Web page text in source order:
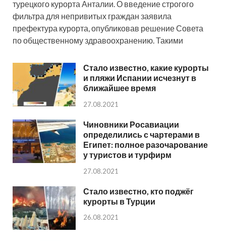
турецкого курорта Анталии. О введение строгого
фильтра для непривитых граждан заявила
префектура курорта, опубликовав решение Совета
по общественному здравоохранению. Такими
Стало известно, какие курорты
и пляжи Испании исчезнут в
ближайшее время
27.08.2021
Чиновники Росавиации
определились с чартерами в
Египет: полное разочарование
у туристов и турфирм
27.08.2021
Стало известно, кто поджёг
курорты в Турции
26.08.2021